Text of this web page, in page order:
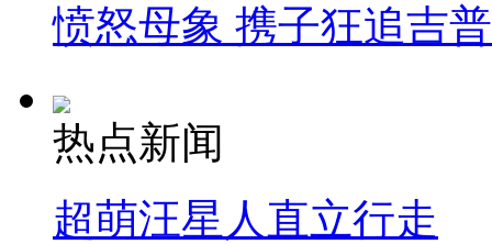
愤怒母象 携子狂追吉
热点新闻
超萌汪星人直立行走